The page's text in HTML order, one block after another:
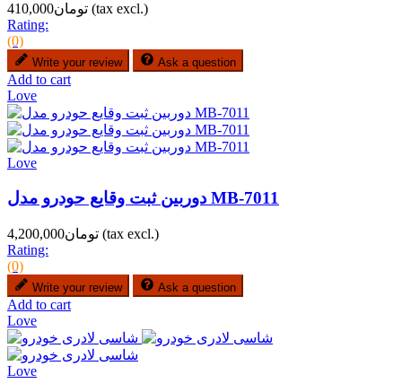
تومان410,000 (tax excl.)
Rating:
(0)
Write your review Ask a question
Add to cart
Love
Love
دوربین ثبت وقایع حودرو مدل MB-7011
تومان4,200,000 (tax excl.)
Rating:
(0)
Write your review Ask a question
Add to cart
Love
Love